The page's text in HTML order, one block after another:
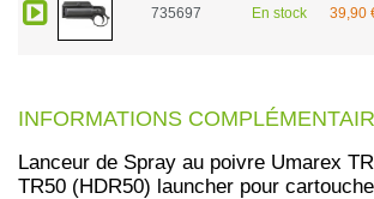
735697 En stock 39,90
INFORMATIONS
Lanceur de Spray au poivre Umarex
TR50 (HDR50) launcher pour